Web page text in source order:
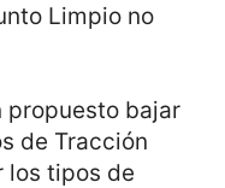
Limpio no
propuesto bajar
de Tracción
los tipos de